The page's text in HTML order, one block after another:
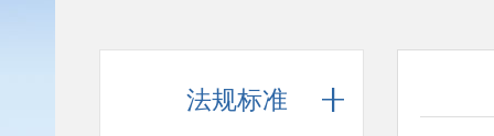
法规标准